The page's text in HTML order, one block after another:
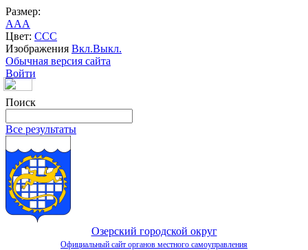
Размер:
AAA
Цвет: CCC
Изображения Вкл.Выкл.
Обычная версия сайта
Войти
Поиск
Все результаты
Озерский городской округ
Официальный сайт органов местного самоуправления